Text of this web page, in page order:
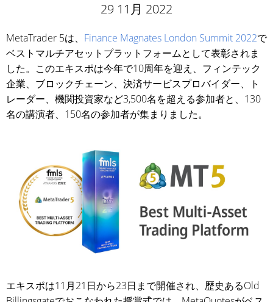
29 11月 2022
MetaTrader 5は、 Finance Magnates London Summit 2022で
ベストマルチアセットプラットフォームとして表彰されま
した。このエキスポは今年で10周年を迎え、フィンテック
企業、ブロックチェーン、決済サービスプロバイダー、ト
レーダー、機関投資家など3,500名を超える参加者と、130
名の講演者、150名の参加者が集まりました。
エキスポは11月21日から23日まで開催され、歴史あるOld